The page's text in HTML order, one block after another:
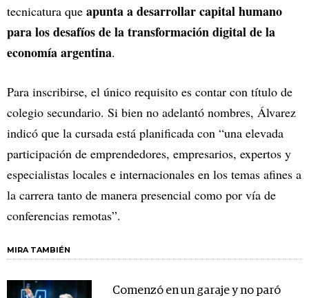
tecnicatura que apunta a desarrollar capital humano
para los desafíos de la transformación digital de la
economía argentina.
Para inscribirse, el único requisito es contar con título de
colegio secundario. Si bien no adelantó nombres, Álvarez
indicó que la cursada está planificada con “una elevada
participación de emprendedores, empresarios, expertos y
especialistas locales e internacionales en los temas afines a
la carrera tanto de manera presencial como por vía de
conferencias remotas”.
MIRA TAMBIÉN
Comenzó en un garaje y no paró